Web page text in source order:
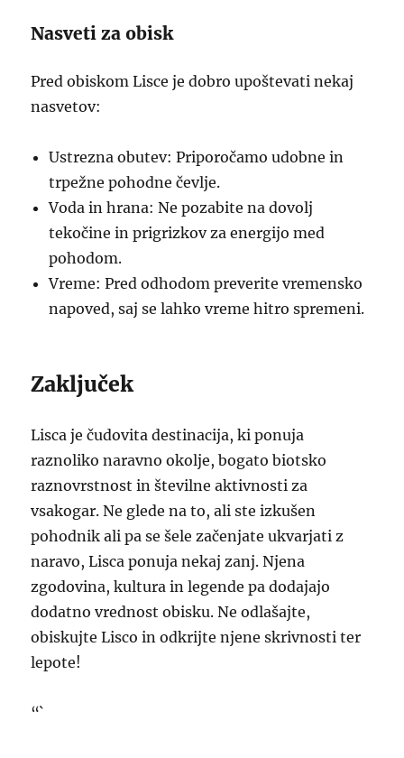
Nasveti za obisk
Pred obiskom Lisce je dobro upoštevati nekaj
nasvetov:
Ustrezna obutev: Priporočamo udobne in
trpežne pohodne čevlje.
Voda in hrana: Ne pozabite na dovolj
tekočine in prigrizkov za energijo med
pohodom.
Vreme: Pred odhodom preverite vremensko
napoved, saj se lahko vreme hitro spremeni.
Zaključek
Lisca je čudovita destinacija, ki ponuja
raznoliko naravno okolje, bogato biotsko
raznovrstnost in številne aktivnosti za
vsakogar. Ne glede na to, ali ste izkušen
pohodnik ali pa se šele začenjate ukvarjati z
naravo, Lisca ponuja nekaj zanj. Njena
zgodovina, kultura in legende pa dodajajo
dodatno vrednost obisku. Ne odlašajte,
obiskujte Lisco in odkrijte njene skrivnosti ter
lepote!
“`